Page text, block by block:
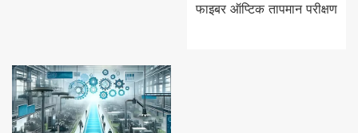
फाइबर ऑप्टिक तापमान परीक्षण